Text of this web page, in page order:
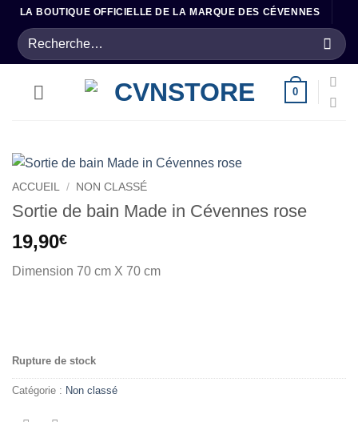
Passer
contenu
LA BOUTIQUE OFFICIELLE DE LA MARQUE DES CÉVENNES
Recherche
pour :
0
ACCUEIL / NON CLASSÉ
Sortie de bain Made in Cévennes rose
19,90€
Dimension 70 cm X 70 cm
Rupture de stock
Catégorie : Non classé